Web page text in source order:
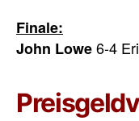
Finale:
John Lowe6-4